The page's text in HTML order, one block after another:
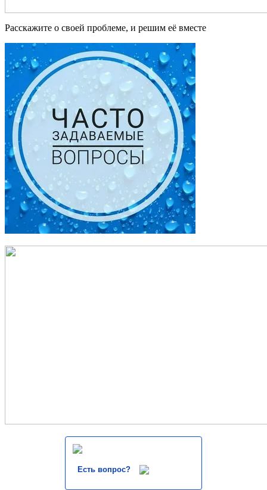
Расскажите о своей проблеме, и решим её вместе
Есть вопрос?